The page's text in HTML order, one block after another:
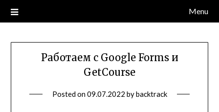
Menu
Работаем с Google Forms и
GetCourse
Posted on09.07.2022 bybacktrack